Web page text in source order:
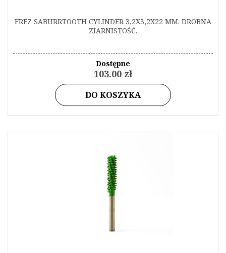
FREZ SABURRTOOTH CYLINDER 3,2X3,2X22 MM. DROBNA
ZIARNISTOŚĆ.
Dostępne
103.00 zł
DO KOSZYKA